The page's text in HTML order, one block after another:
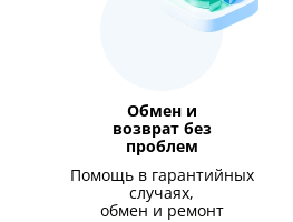
Обмен и
возврат без
проблем
Помощь в гарантийных
случаях,
обмен и ремонт